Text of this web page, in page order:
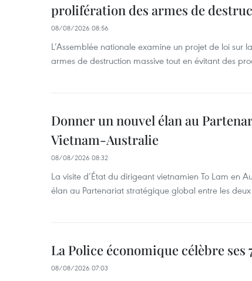
prolifération des armes de
08/08/2026 08:56
L’Assemblée nationale examine un projet de loi sur
armes de destruction massive tout en évitant des
Donner un nouvel élan au
Vietnam-Australie
08/08/2026 08:32
La visite d’État du dirigeant vietnamien To Lam en
élan au Partenariat stratégique global entre les
La Police économique célèbre ses
08/08/2026 07:03